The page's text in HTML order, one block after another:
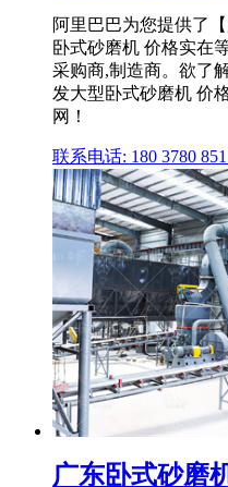
阿里巴巴为您提供了
卧式砂磨机 价格实在
采购商,制造商。欲了
发大型卧式砂磨机 价
网！
联系电话: 180 3780
广东卧式砂磨